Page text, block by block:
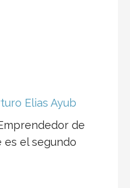
Elias Ayub
de
es el segundo